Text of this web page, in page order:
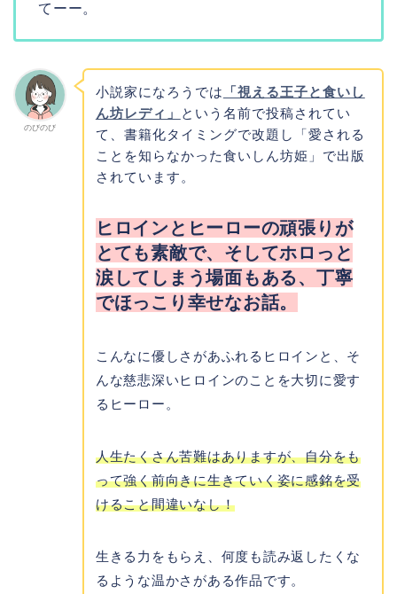
てーー。
のびのび
小説家になろうでは
「視える王子と食いし
ん坊レディ」
という名前で投稿されてい
て、書籍化タイミングで改題し「愛される
ことを知らなかった食いしん坊姫」で出版
されています。
ヒロインとヒーローの頑張りが
とても素敵で、そしてホロっと
涙してしまう場面もある、丁寧
でほっこり幸せなお話。
こんなに優しさがあふれるヒロインと、そ
んな慈悲深いヒロインのことを大切に愛す
るヒーロー。
人生たくさん苦難はありますが、自分をも
って強く前向きに生きていく姿に感銘を受
けること間違いなし！
生きる力をもらえ、何度も読み返したくな
るような温かさがある作品です。